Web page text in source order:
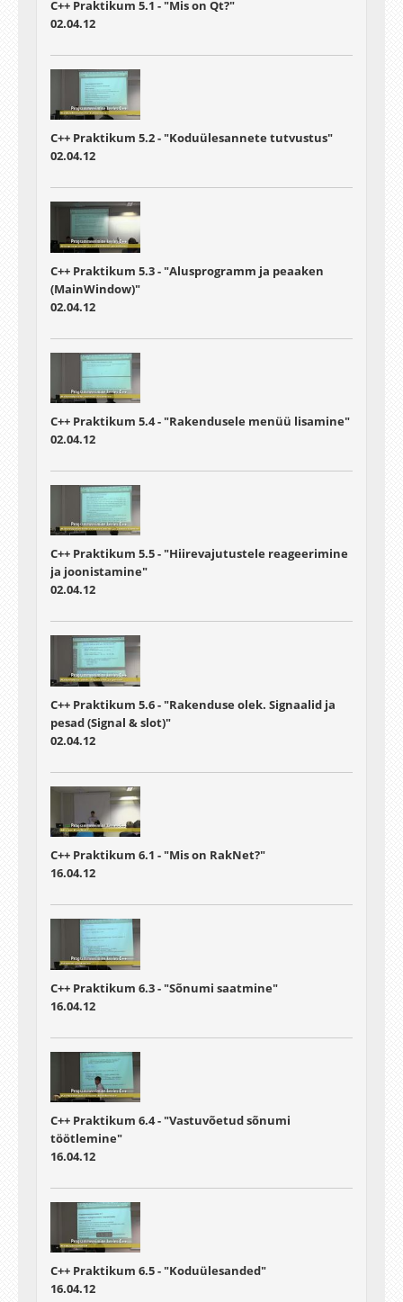
C++ Praktikum 5.1 - "Mis on Qt?"
02.04.12
C++ Praktikum 5.2 - "Koduülesannete tutvustus"
02.04.12
C++ Praktikum 5.3 - "Alusprogramm ja peaaken
(MainWindow)"
02.04.12
C++ Praktikum 5.4 - "Rakendusele menüü lisamine"
02.04.12
C++ Praktikum 5.5 - "Hiirevajutustele reageerimine
ja joonistamine"
02.04.12
C++ Praktikum 5.6 - "Rakenduse olek. Signaalid ja
pesad (Signal & slot)"
02.04.12
C++ Praktikum 6.1 - "Mis on RakNet?"
16.04.12
C++ Praktikum 6.3 - "Sõnumi saatmine"
16.04.12
C++ Praktikum 6.4 - "Vastuvõetud sõnumi
töötlemine"
16.04.12
C++ Praktikum 6.5 - "Koduülesanded"
16.04.12